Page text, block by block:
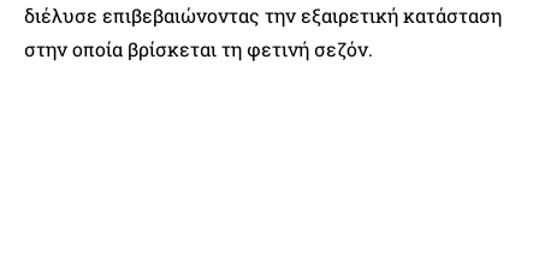
διέλυσε επιβεβαιώνοντας την εξαιρετική κατάσταση
στην οποία βρίσκεται τη φετινή σεζόν.